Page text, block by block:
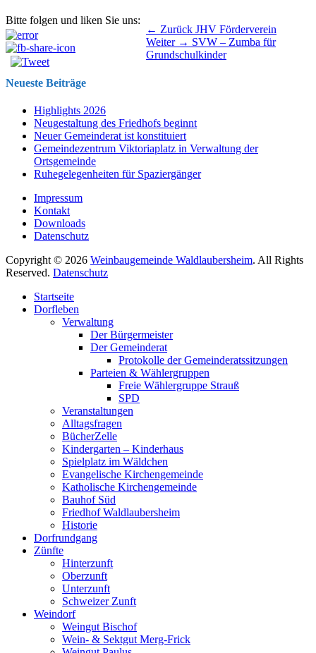
Bitte folgen und liken Sie uns:
Beitragsnavigation ← Zurück Vorhergehender
Beitrag:
JHV Förderverein
Weiter → Nächster
Beitrag:
SVW – Zumba für
Grundschulkinder
Neueste Beiträge
Highlights 2026
Neugestaltung des Friedhofs beginnt
Neuer Gemeinderat ist konstituiert
Gemeindezentrum Viktoriaplatz in Verwaltung der
Ortsgemeinde
Ruhegelegenheiten für Spaziergänger
Impressum
Kontakt
Downloads
Datenschutz
Copyright © 2026 Weinbaugemeinde Waldlaubersheim. All Rights
Reserved. Datenschutz
oben
scrollen
Startseite
Dorfleben
Verwaltung
Der Bürgermeister
Der Gemeinderat
Protokolle der Gemeinderatssitzungen
Parteien & Wählergruppen
Freie Wählergruppe Strauß
SPD
Veranstaltungen
Alltagsfragen
BücherZelle
Kindergarten – Kinderhaus
Spielplatz im Wäldchen
Evangelische Kirchengemeinde
Katholische Kirchengemeinde
Bauhof Süd
Friedhof Waldlaubersheim
Historie
Dorfrundgang
Zünfte
Hinterzunft
Oberzunft
Unterzunft
Schweizer Zunft
Weindorf
Weingut Bischof
Wein- & Sektgut Merg-Frick